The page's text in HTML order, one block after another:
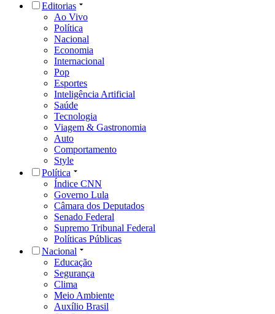
Editorias
Ao Vivo
Política
Nacional
Economia
Internacional
Pop
Esportes
Inteligência Artificial
Saúde
Tecnologia
Viagem & Gastronomia
Auto
Comportamento
Style
Política
Índice CNN
Governo Lula
Câmara dos Deputados
Senado Federal
Supremo Tribunal Federal
Políticas Públicas
Nacional
Educação
Segurança
Clima
Meio Ambiente
Auxílio Brasil